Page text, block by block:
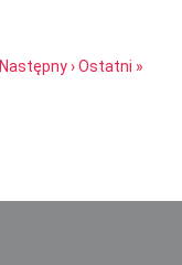
Następny ›Ostatni »